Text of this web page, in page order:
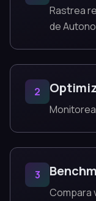
Rastrea
de
2
3
Compara